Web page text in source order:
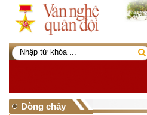
Dòng chảy